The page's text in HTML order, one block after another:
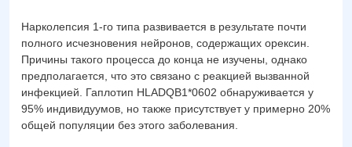
Нарколепсия 1-го типа развивается в результате почти
полного исчезновения нейронов, содержащих орексин.
Причины такого процесса до конца не изучены, однако
предполагается, что это связано с реакцией вызванной
инфекцией. Гаплотип HLADQB1*0602 обнаруживается у
95% индивидуумов, но также присутствует у примерно 20%
общей популяции без этого заболевания.